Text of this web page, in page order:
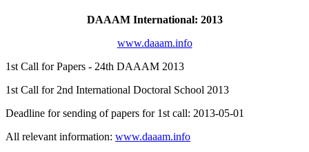
DAAAM International: 2013
www.daaam.info
1st Call for Papers - 24th DAAAM 2013
1st Call for 2nd International Doctoral School 2013
Deadline for sending of papers for 1st call: 2013-05-01
All relevant information: www.daaam.info